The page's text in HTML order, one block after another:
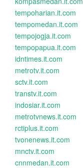
tempoharian.it.com
tempomedan.it.com
tempojogja.it.com
tempopapua.it.com
idntimes.it.com
metrotv.it.com
sctv.it.com
transtv.it.com
indosiar.it.com
metrotvnews.it.com
rctiplus.it.com
tvonenews.it.com
mnctv.it.com
cnnmedan.it.com